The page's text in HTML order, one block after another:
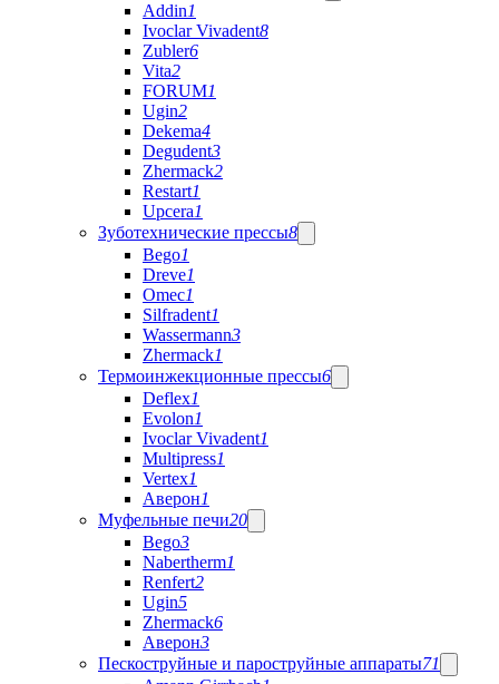
Addin1
Ivoclar Vivadent8
Zubler6
Vita2
FORUM1
Ugin2
Dekema4
Degudent3
Zhermack2
Restart1
Upcera1
Зуботехнические прессы8
Bego1
Dreve1
Omec1
Silfradent1
Wassermann3
Zhermack1
Термоинжекционные прессы6
Deflex1
Evolon1
Ivoclar Vivadent1
Multipress1
Vertex1
Аверон1
Муфельные печи20
Bego3
Nabertherm1
Renfert2
Ugin5
Zhermack6
Аверон3
Пескоструйные и пароструйные аппараты71